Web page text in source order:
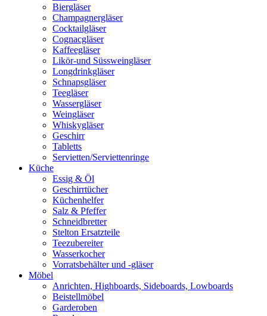
Biergläser
Champagnergläser
Cocktailgläser
Cognacgläser
Kaffeegläser
Likör-und Süssweingläser
Longdrinkgläser
Schnapsgläser
Teegläser
Wassergläser
Weingläser
Whiskygläser
Geschirr
Tabletts
Servietten/Serviettenringe
Küche
Essig & Öl
Geschirrtücher
Küchenhelfer
Salz & Pfeffer
Schneidbretter
Stelton Ersatzteile
Teezubereiter
Wasserkocher
Vorratsbehälter und -gläser
Möbel
Anrichten, Highboards, Sideboards, Lowboards
Beistellmöbel
Garderoben